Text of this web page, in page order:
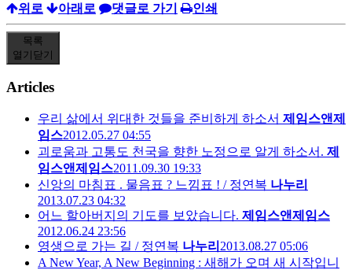
위로 아래로 댓글로 가기 인쇄
목록
열기 닫기
Articles
우리 삶에서 위대한 것들을 준비하게 하소서 제임스앤제
임스2012.05.27 04:55
괴로움과 고통도 천국을 향한 노정으로 알게 하소서. 제
임스앤제임스2011.09.30 19:33
신앙의 마침표 . 물음표 ? 느낌표 ! / 정연복 나누리
2013.07.23 04:32
어느 할아버지의 기도를 보았습니다. 제임스앤제임스
2012.06.24 23:56
영생으로 가는 길 / 정연복 나누리 2013.08.27 05:06
A New Year, A New Beginning : 새해가 오며 새 시작입니